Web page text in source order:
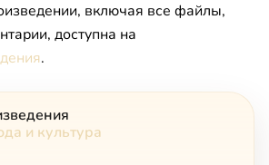
включая все файлы,
доступна на
.
и культура